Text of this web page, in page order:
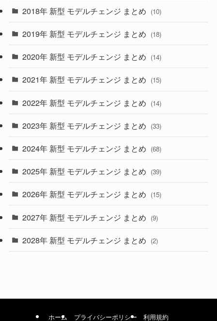
(4)
(30)
(27)
(33)
(10)
(35)
(10)
(9)
(22)
(4)
(9)
(4)
(1)
2018年 新型 モデルチェンジ まとめ (10)
2019年 新型 モデルチェンジ まとめ (18)
2020年 新型 モデルチェンジ まとめ (14)
2021年 新型 モデルチェンジ まとめ (15)
2022年 新型 モデルチェンジ まとめ (14)
2023年 新型 モデルチェンジ まとめ (33)
2024年 新型 モデルチェンジ まとめ (68)
2025年 新型 モデルチェンジ まとめ (39)
2026年 新型 モデルチェンジ まとめ (15)
2027年 新型 モデルチェンジ まとめ (9)
2028年 新型 モデルチェンジ まとめ (2)
ホーム プライバシーポリシー 利用規約